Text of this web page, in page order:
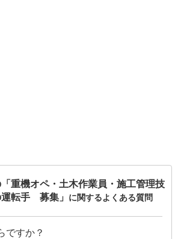
重機オペ・土木作業員・施工管理技
転手 募集」 に関するよくある質問
ですか？